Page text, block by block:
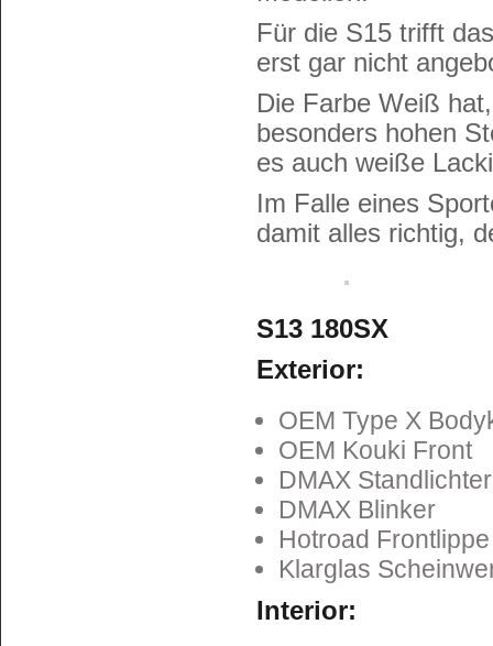
Für die S15 trifft
erst gar nicht
Die Farbe Weiß
besonders hohen
es auch weiße
Im Falle eines
damit alles richtig,
S13 180SX
Exterior:
OEM Type X
OEM Kouki Front
DMAX Standlichter
DMAX Blinker
Hotroad Frontlippe
Klarglas
Interior: